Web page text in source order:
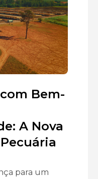
Bem-
A Nova
para um